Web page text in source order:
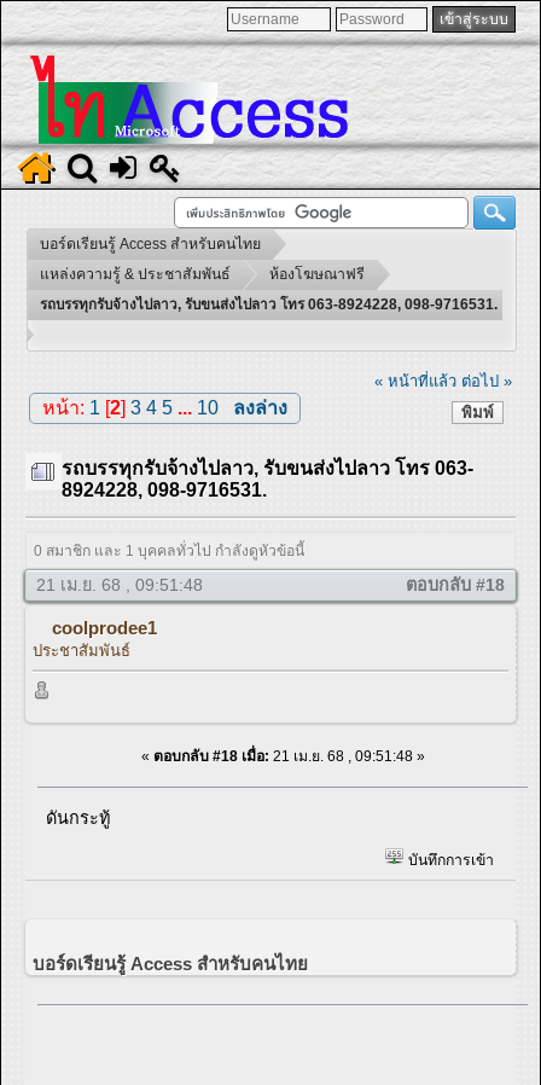
บอร์ดเรียนรู้ Access สำหรับคนไทย
แหล่งความรู้ & ประชาสัมพันธ์
ห้องโฆษณาฟรี
รถบรรทุกรับจ้างไปลาว, รับขนส่งไปลาว โทร 063-8924228, 098-9716531.
« หน้าที่แล้ว ต่อไป »
พิมพ์
หน้า: 1 [2] 3 4 5 ... 10 ลงล่าง
รถบรรทุกรับจ้างไปลาว, รับขนส่งไปลาว โทร 063-
8924228, 098-9716531.
0 สมาชิก และ 1 บุคคลทั่วไป กำลังดูหัวข้อนี้
21 เม.ย. 68 , 09:51:48 ตอบกลับ #18
coolprodee1
ประชาสัมพันธ์
« ตอบกลับ #18 เมื่อ: 21 เม.ย. 68 , 09:51:48 »
ดันกระทู้
บันทึกการเข้า
บอร์ดเรียนรู้ Access สำหรับคนไทย